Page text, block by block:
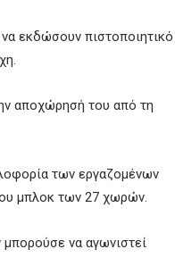
εκδώσουν πιστοποιητικό
αποχώρησή του από τη
των εργαζομένων
μπλοκ των 27 χωρών.
μπορούσε να αγωνιστεί